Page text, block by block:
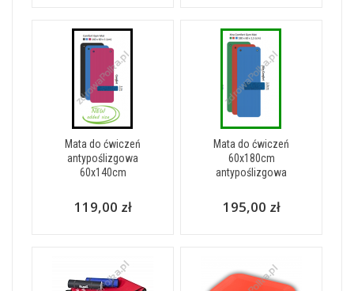
Mata do ćwiczeń
antypoślizgowa
60x140cm
119,00 zł
Mata do ćwiczeń
60x180cm
antypoślizgowa
195,00 zł